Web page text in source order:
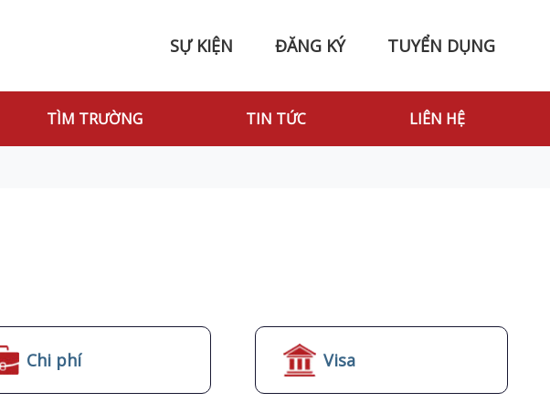
SỰ KIỆN ĐĂNG KÝ TUYỂN DỤNG
TÌM TRƯỜNG TIN TỨC LIÊN HỆ
Chi phí Visa